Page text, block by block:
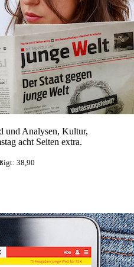
und Analysen, Kultur,
acht Seiten extra.
38,90